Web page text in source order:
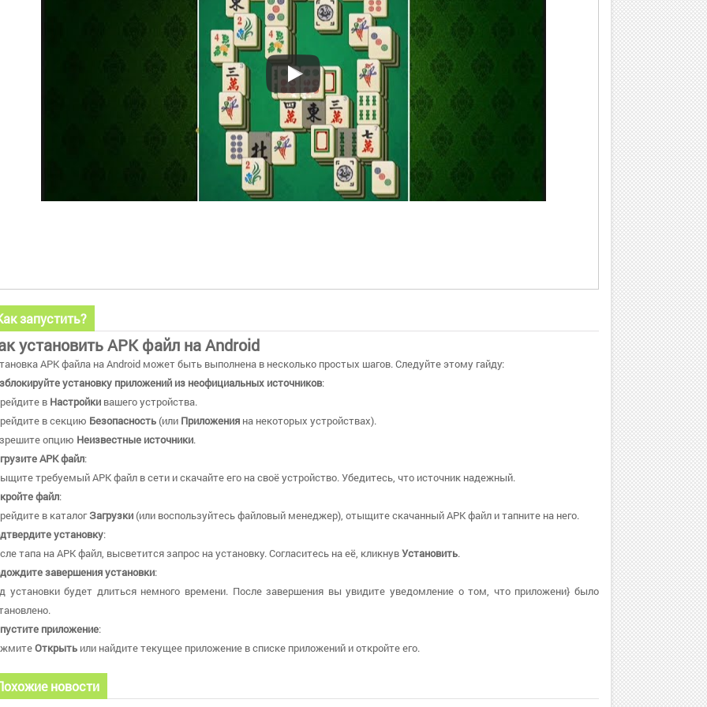
запустить?
установить APK файл на Android
APK файла на Android может быть выполнена в несколько простых шагов. Следуйте этому гайду:
установку приложений из неофициальных источников:
в Настройки вашего устройства.
в секцию Безопасность (или Приложения на некоторых устройствах).
опцию Неизвестные источники.
APK файл:
требуемый APK файл в сети и скачайте его на своё устройство. Убедитесь, что источник надежный.
файл:
в каталогЗагрузки (или воспользуйтесь файловый менеджер), отыщите скачанный APK файл и тапните на него.
установку:
тапа на APK файл, высветится запрос на установку. Согласитесь на её, кликнувУстановить.
завершения установки:
установки будет длиться немного времени. После завершения вы увидите уведомление о том, что приложени} было
приложение:
Открыть или найдите текущее приложение в списке приложений и откройте его.
новости